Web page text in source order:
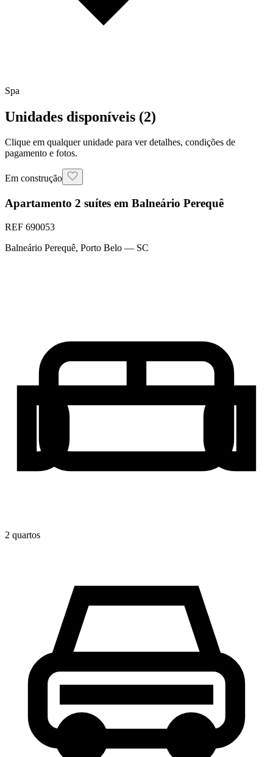
Spa
Unidades disponíveis (2)
Clique em qualquer unidade para ver detalhes, condições de
pagamento e fotos.
Em construção
Apartamento 2 suítes em Balneário Perequê
REF 690053
Balneário Perequê, Porto Belo — SC
2 quartos